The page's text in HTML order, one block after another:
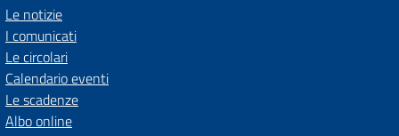
Le notizie
I comunicati
Le circolari
Calendario eventi
Le scadenze
Albo online